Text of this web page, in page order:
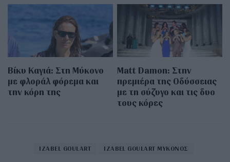
Βίκυ Καγιά: Στη Μύκονο
με φλοράλ φόρεμα και
την κόρη της
Matt Damon: Στην
πρεμιέρα της Οδύσσειας
με τη σύζυγο και τις δυο
τους κόρες
IZABEL GOULART IZABEL GOULART ΜΥΚΟΝΟΣ